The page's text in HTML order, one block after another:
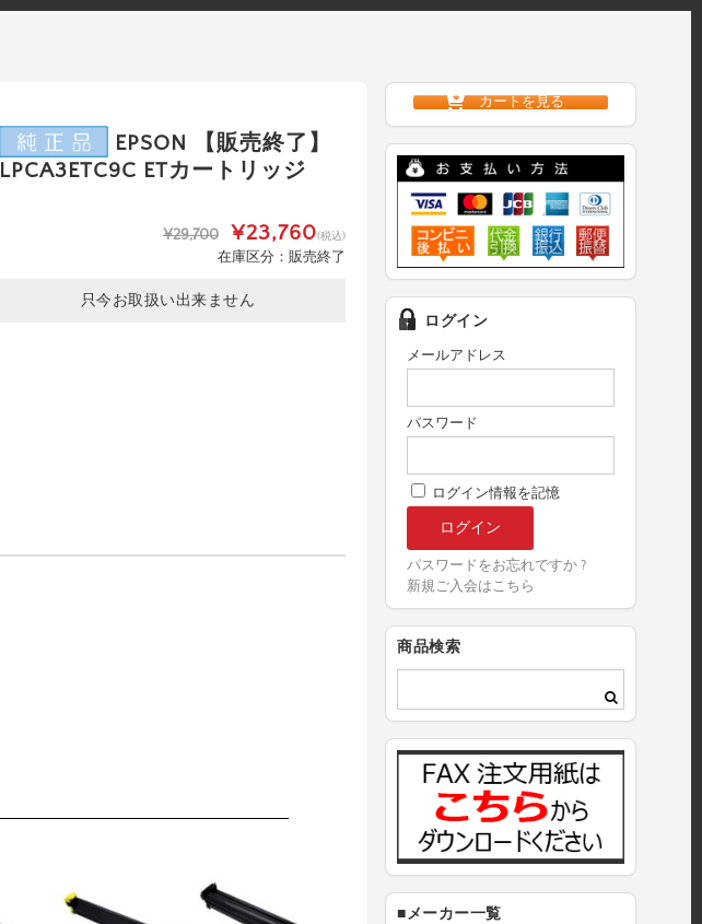
EPSON 【販売終了】
LPCA3ETC9C ETカートリッジ
¥29,700 ¥23,760(税込)
在庫区分：販売終了
只今お取扱い出来ません
カートを見る
ログイン
メールアドレス
パスワード
ログイン情報を記憶
パスワードをお忘れですか ?
新規ご入会はこちら
商品検索
■メーカー一覧